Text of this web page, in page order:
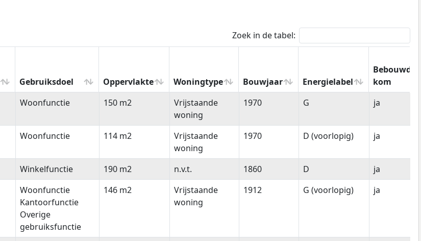
Zoek in de tabel:
Gebruiksdoel Oppervlakte Woningtype Bouwjaar Energielabel
Bebouwde
kom
Gebruiksdoel Oppervlakte Woningtype Bouwjaar Energielabel
Bebouwde
kom
Woonfunctie 150 m2
Vrijstaande
woning
1970 G ja
Woonfunctie 114 m2
Vrijstaande
woning
1970 D (voorlopig) ja
Winkelfunctie 190 m2 n.v.t. 1860 D
ja
Woonfunctie
Kantoorfunctie
Overige
gebruiksfunctie
146 m2
Vrijstaande
woning
1912 G (voorlopig) ja